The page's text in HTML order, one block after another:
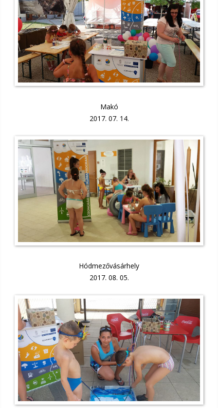
Makó
2017. 07. 14.
Hódmezővásárhely
2017. 08. 05.